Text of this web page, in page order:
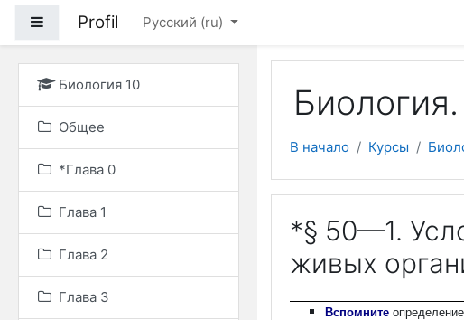
Боковая панель
Profil Русский ‎(ru)‎
Биология 10
Общее
*Глава 0
Глава 1
Глава 2
Глава 3
В начало Курсы
*§ 50—1.
живых
Вспомните